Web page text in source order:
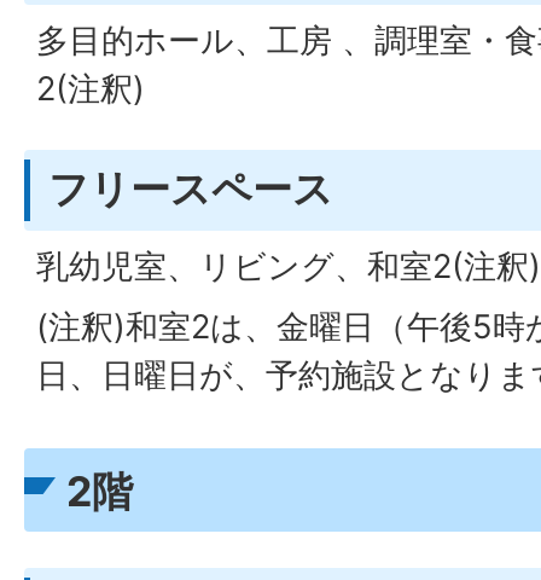
多目的ホール、工房 、調理室・
2(注釈)
フリースペース
乳幼児室、リビング、和室2(注釈)
(注釈)和室2は、金曜日（午後5
日、日曜日が、予約施設となりま
2階